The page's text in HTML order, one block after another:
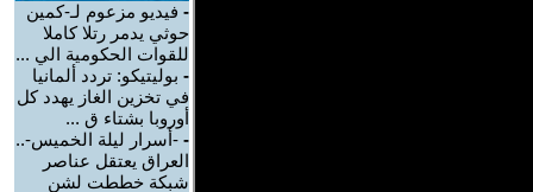
- فيديو مزعوم لـ-كمين
حوثي يدمر رتلا كاملا
للقوات الحكومية الي ...
- بوليتيكو: تردد ألمانيا
في تخزين الغاز يهدد كل
أوروبا بشتاء ق ...
- -أسرار ليلة الخميس-..
العراق يعتقل عناصر
شبكة خططت لشن